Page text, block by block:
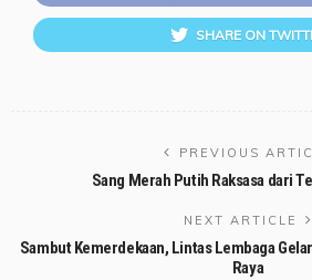
SHARE ON
PREVIOUS
Sang Merah Putih Raksasa dari
NEXT ARTICLE
Sambut Kemerdekaan, Lintas Lembaga
Raya